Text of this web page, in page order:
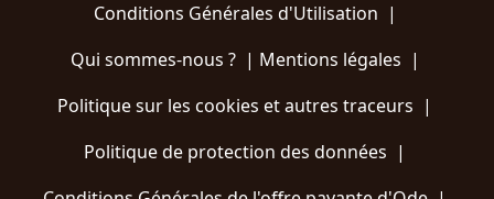
Conditions Générales d'Utilisation |
Qui sommes-nous ?| Mentions légales |
Politique sur les cookies et autres traceurs |
Politique de protection des données |